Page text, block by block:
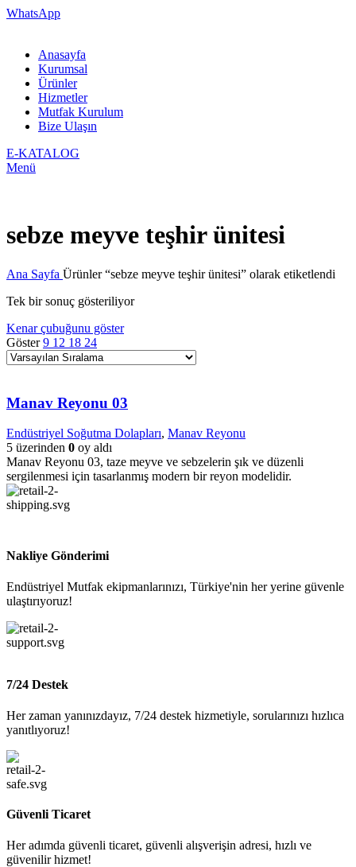
WhatsApp
Anasayfa
Kurumsal
Ürünler
Hizmetler
Mutfak Kurulum
Bize Ulaşın
E-KATALOG
Menü
sebze meyve teşhir ünitesi
Ana Sayfa Ürünler “sebze meyve teşhir ünitesi” olarak etiketlendi
Tek bir sonuç gösteriliyor
Kenar çubuğunu göster
Göster9 12 18 24
Manav Reyonu 03
Endüstriyel Soğutma Dolapları, Manav Reyonu
5 üzerinden 0 oy aldı
Manav Reyonu 03, taze meyve ve sebzelerin şık ve düzenli
sergilenmesi için tasarlanmış modern bir reyon modelidir.
Nakliye Gönderimi
Endüstriyel Mutfak ekipmanlarınızı, Türkiye'nin her yerine güvenle
ulaştırıyoruz!
7/24 Destek
Her zaman yanınızdayız, 7/24 destek hizmetiyle, sorularınızı hızlıca
yanıtlıyoruz!
Güvenli Ticaret
Her adımda güvenli ticaret, güvenli alışverişin adresi, hızlı ve
güvenilir hizmet!